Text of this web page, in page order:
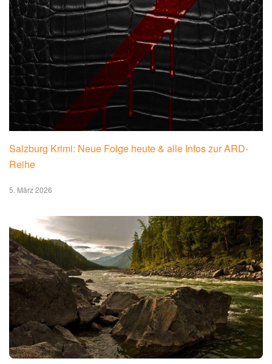
Salzburg Krimi: Neue Folge heute & alle Infos zur ARD-
Reihe
5. März 2026